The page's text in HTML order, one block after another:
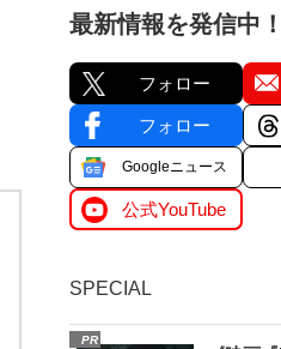
最新情報を発信中！
フォロー
フォロー
Googleニュース
公式YouTube
SPECIAL
PR